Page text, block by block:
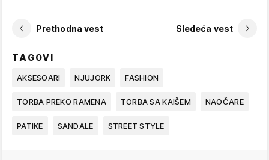
Prethodna vest Sledeća vest
TAGOVI
AKSESOARI NJUJORK FASHION
TORBA PREKO RAMENA TORBA SA KAIŠEM NAOČARE
PATIKE SANDALE STREET STYLE